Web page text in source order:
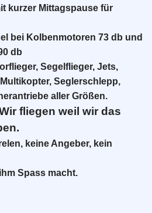
kurzer Mittagspause für
bei Kolbenmotoren 73 db und
db
Segelflieger, Jets,
Seglerschlepp,
aller Größen.
fliegen weil wir das
keine Angeber, kein
Spass macht.